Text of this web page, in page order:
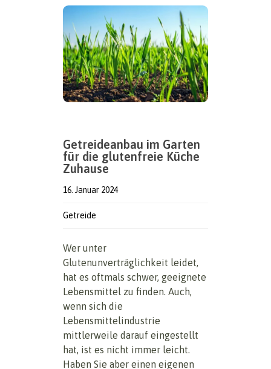
Getreideanbau im Garten
für die glutenfreie Küche
Zuhause
16. Januar 2024
Getreide
Wer unter
Glutenunverträglichkeit leidet,
hat es oftmals schwer, geeignete
Lebensmittel zu finden. Auch,
wenn sich die
Lebensmittelindustrie
mittlerweile darauf eingestellt
hat, ist es nicht immer leicht.
Haben Sie aber einen eigenen